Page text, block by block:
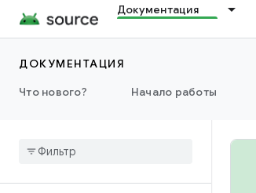
Документация
ДОКУМЕНТАЦИЯ
Что нового?
Начало работы